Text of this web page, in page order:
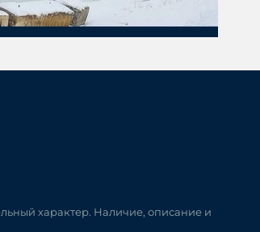
характер. Наличие, описание и